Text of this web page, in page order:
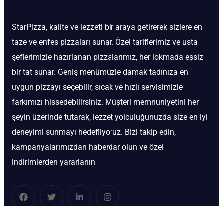
StarPizza, kalite ve lezzeti bir araya getirerek sizlere en
taze ve enfes pizzaları sunar. Özel tariflerimiz ve usta
şeflerimizle hazırlanan pizzalarımız, her lokmada eşsiz
bir tat sunar. Geniş menümüzle damak tadınıza en
uygun pizzayı seçebilir, sıcak ve hızlı servisimizle
farkımızı hissedebilirsiniz. Müşteri memnuniyetini her
şeyin üzerinde tutarak, lezzet yolculuğunuzda size en iyi
deneyimi sunmayı hedefliyoruz. Bizi takip edin,
kampanyalarımızdan haberdar olun ve özel
indirimlerden yararlanın